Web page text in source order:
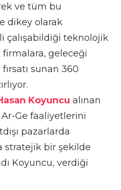
ve tüm bu
dikey olarak
çalışabildiği teknolojik
geleceği
sunan 360
Koyuncu alınan
Ar-Ge faaliyetlerini
pazarlarda
stratejik bir şekilde
Koyuncu, verdiği